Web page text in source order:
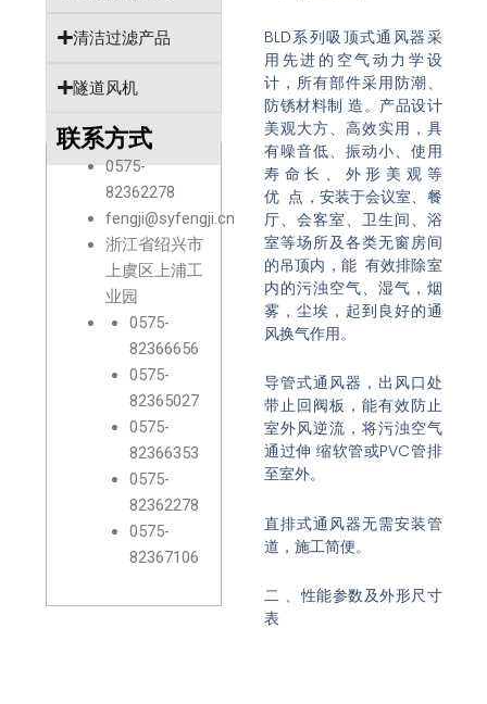
清洁过滤产品
隧道风机
联系方式
0575-
82362278
fengji@syfengji.cn
浙江省绍兴市
上虞区上浦工
业园
0575-
82366656
0575-
82365027
0575-
82366353
0575-
82362278
0575-
82367106
BLD系列吸顶式通风器采
用先进的空气动力学设
计，所有部件采用防潮、
防锈材料制 造。产品设计
美观大方、高效实用，具
有噪音低、振动小、使用
寿命长、外形美观等
优 点，安装于会议室、餐
厅、会客室、卫生间、浴
室等场所及各类无窗房间
的吊顶内，能 有效排除室
内的污浊空气、湿气，烟
雾，尘埃，起到良好的通
风换气作用。
导管式通风器，出风口处
带止回阀板，能有效防止
室外风逆流，将污浊空气
通过伸 缩软管或PVC管排
至室外。
直排式通风器无需安装管
道，施工简便。
二 、性能参数及外形尺寸
表